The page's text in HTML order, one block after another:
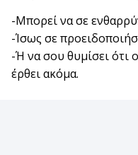
-Μπορεί να σε
-Ίσως σε
-Ή να σου θυμίσει ότι
έρθει ακόμα.